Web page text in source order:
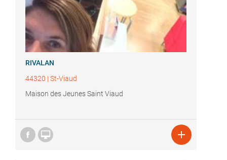
RIVALAN
44320 | St-Viaud
Maison des Jeunes Saint Viaud
 